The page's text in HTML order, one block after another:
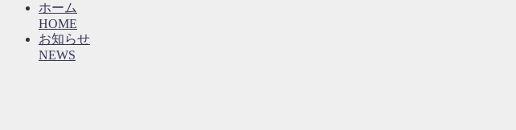
ホーム
HOME
お知らせ
NEWS